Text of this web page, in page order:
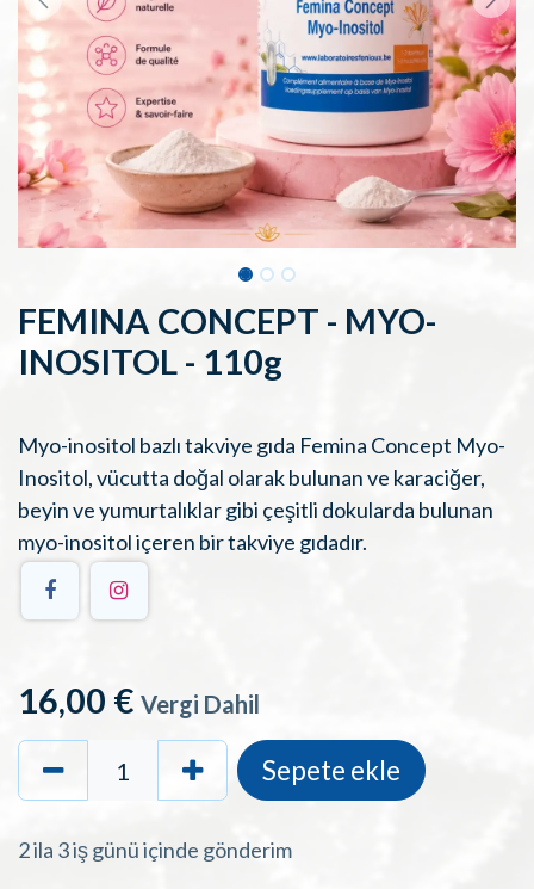
FEMINA CONCEPT - MYO-
INOSITOL - 110g
Myo-inositol bazlı takviye gıda Femina Concept Myo-
Inositol, vücutta doğal olarak bulunan ve karaciğer,
beyin ve yumurtalıklar gibi çeşitli dokularda bulunan
myo-inositol içeren bir takviye gıdadır.
16,00 € Vergi Dahil
Sepete ekle
2 ila 3 iş günü içinde gönderim